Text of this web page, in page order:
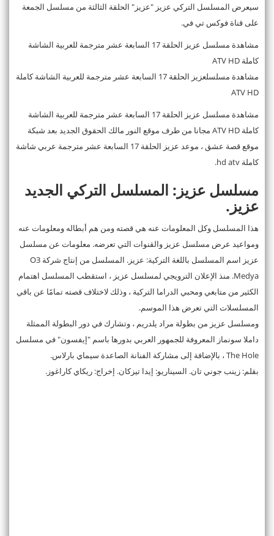
سيعرض المسلسل التركي عزيز "عزيز" الحلقة الثالثة من مسلسل الجمعة
على قناة فوكس تي في.
مشاهدة مسلسل عزيز الحلقة 17 السابعة عشر مترجمة للعربية الشاشة
كاملة ATV HD
مشاهدة مسلسلعزيز الحلقة 17 السابعة عشر مترجمة للعربية الشاشة كاملة
ATV HD
مشاهدة مسلسل عزيز الحلقة 17 السابعة عشر مترجمة للعربية الشاشة
كاملة ATV HD مجانا من طرف موقع النور مالك الحقوق الجديد بعد شبكة
موقع قصة عشق ، موعد عزيز الحلقة 17 السابعة عشر مترجمة عربي شاشة
كاملة hd atv.
مسلسل عزيز: المسلسل التركي الجديد
عزيز.
هذا المسلسل وكل المعلومات عنه هي قصته ومن هم أبطاله ومعلومات عنه
ومواعيد عرض مسلسل عزيز والقنوات التي تعرضه. معلومات عن مسلسل
عزيز اسم المسلسل باللغة التركية: عزيز. المسلسل من إنتاج شركة O3
Medya. منذ الإعلان الترويجي لمسلسل عزيز ، استقطب المسلسل اهتمام
الكثير من متابعي ومحبي الدراما التركية ، وذلك لاختلاف قصته تمامًا عن باقي
المسلسلات التي تعرض هذا الموسم.
ومسلسل عزيز من بطولة مراد يلدريم ، وتشارك في دور البطولة الممثلة
داملا سونماز المعروفة للجمهور العربي بدورها باسم "إيفسون" في مسلسل
The Hole ، بالإضافة إلى مشاركة الفنانة الصاعدة سيماي بارلاس.
بقلم: زينب جوني تان. السيناريو: إيدا تيزكان. إخراج: ريكاي كاراغوز.